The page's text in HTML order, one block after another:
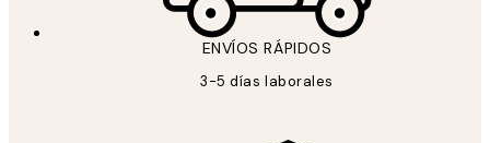
ENVÍOS RÁPIDOS
3-5 días laborales